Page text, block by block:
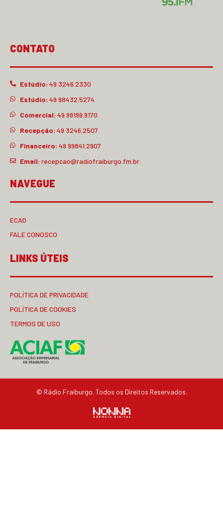
CONTATO
Estúdio: 49 3246.2330
Estúdio: 49 98432.5274
Comercial: 49 99199.9170
Recepção: 49 3246.2507
Financeiro: 49 99841.2907
Email: recepcao@radiofraiburgo.fm.br
NAVEGUE
ECAD
FALE CONOSCO
LINKS ÚTEIS
POLÍTICA DE PRIVACIDADE
POLÍTICA DE COOKIES
TERMOS DE USO
© Rádio Fraiburgo. Todos os Direitos Reservados.